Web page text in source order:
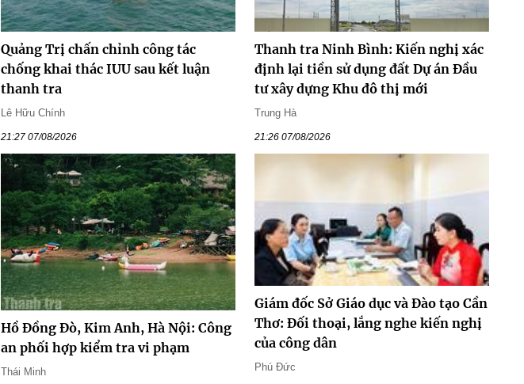
Quảng Trị chấn chỉnh công tác
chống khai thác IUU sau kết luận
thanh tra
Lê Hữu Chính
21:27 07/08/2026
Thanh tra Ninh Bình: Kiến nghị xác
định lại tiền sử dụng đất Dự án Đầu
tư xây dựng Khu đô thị mới
Trung Hà
21:26 07/08/2026
Hồ Đồng Đò, Kim Anh, Hà Nội: Công
an phối hợp kiểm tra vi phạm
Thái Minh
Giám đốc Sở Giáo dục và Đào tạo Cần
Thơ: Đối thoại, lắng nghe kiến nghị
của công dân
Phú Đức